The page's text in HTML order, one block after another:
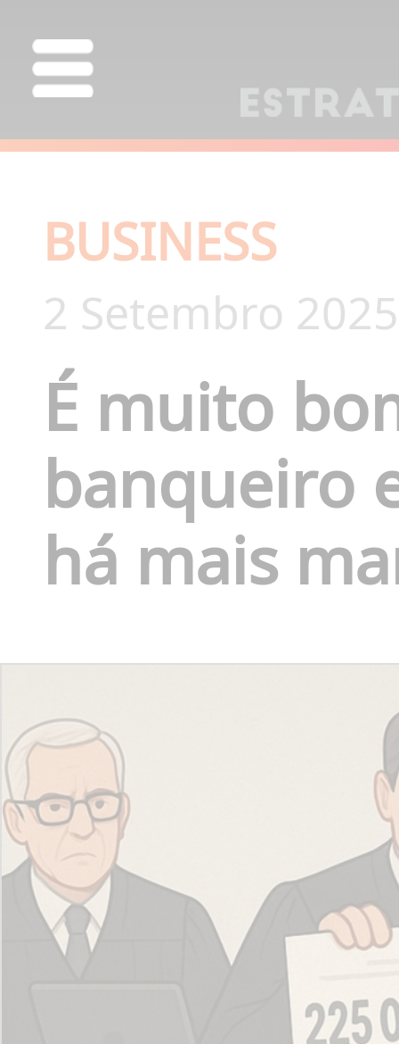
BUSINESS
2 Setembro
É muito
banqueiro
há mais